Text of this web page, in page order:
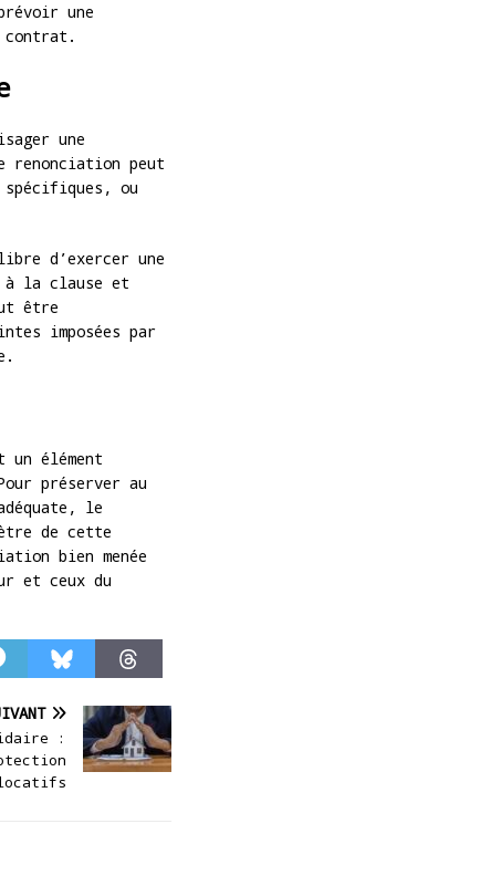
une
contrat.
une
renonciation peut
ou
d’exercer une
la clause et
être
imposées par
élément
préserver au
le
de cette
bien menée
et ceux du
: